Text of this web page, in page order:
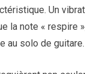
Un
la note « respire
au solo de guitare.